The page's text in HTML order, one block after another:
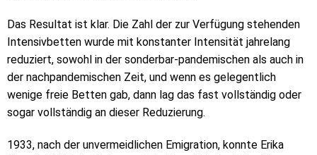
Das Resultat ist klar. Die Zahl der zur Verfügung stehenden
Intensivbetten wurde mit konstanter Intensität jahrelang
reduziert, sowohl in der sonderbar-pandemischen als auch in
der nachpandemischen Zeit, und wenn es gelegentlich
wenige freie Betten gab, dann lag das fast vollständig oder
sogar vollständig an dieser Reduzierung.
1933, nach der unvermeidlichen Emigration, konnte Erika